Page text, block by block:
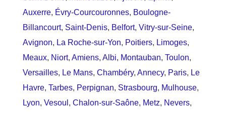
Auxerre, Évry-Courcouronnes, Boulogne-
Billancourt, Saint-Denis, Belfort, Vitry-sur-Seine,
Avignon, La Roche-sur-Yon, Poitiers, Limoges,
Meaux, Niort, Amiens, Albi, Montauban, Toulon,
Versailles, Le Mans, Chambéry, Annecy, Paris, Le
Havre, Tarbes, Perpignan, Strasbourg, Mulhouse,
Lyon, Vesoul, Chalon-sur-Saône, Metz, Nevers,